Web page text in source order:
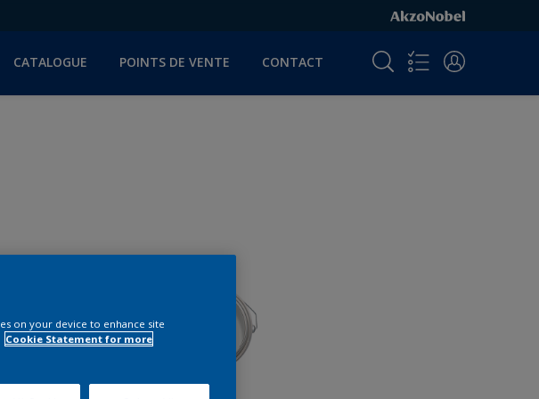
CATALOGUE POINTS DE VENTE CONTACT
on your device to enhance site
Cookie Statement for more